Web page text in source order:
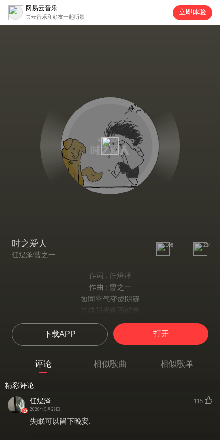
网易云音乐
去云音乐和好友一起听歌
立即体验
时之爱人
任煜泽/曹之一
108 234
作词 : 任煜泽
作曲 : 曹之一
如同空气变成阴霾
等待阳光迎面醒来
月亮它挂在空旷的窗外
像是衬托我一个人的独白
酒醒后再走吧
可是你啊从未正面回答
下载APP 打开
评论 相似歌曲 相似歌单
精彩评论
任煜泽
2020年5月26日
115
失眠可以留下晚安.